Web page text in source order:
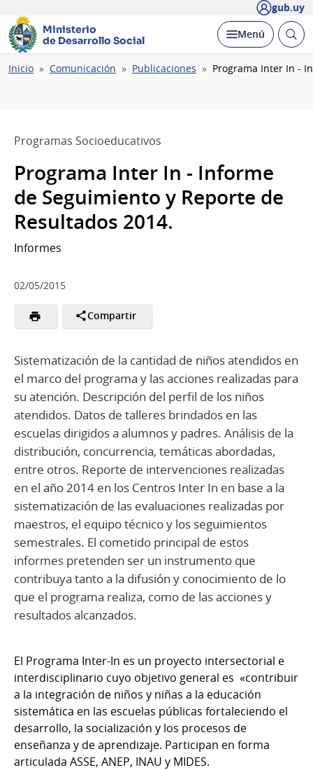
gub.uy
Ministerio
de Desarrollo Social
Desplegar
Menú Abrir
Ruta
Inicio Comunicación Publicaciones Programa Inter In -
Programas Socioeducativos
Programa Inter In - Informe
de Seguimiento y Reporte de
Resultados 2014.
Informes
02/05/2015
Compartir
Sistematización de la cantidad de niños atendidos en
el marco del programa y las acciones realizadas para
su atención. Descripción del perfil de los niños
atendidos. Datos de talleres brindados en las
escuelas dirigidos a alumnos y padres. Análisis de la
distribución, concurrencia, temáticas abordadas,
entre otros. Reporte de intervenciones realizadas
en el año 2014 en los Centros Inter In en base a la
sistematización de las evaluaciones realizadas por
maestros, el equipo técnico y los seguimientos
semestrales. El cometido principal de estos
informes pretenden ser un instrumento que
contribuya tanto a la difusión y conocimiento de lo
que el programa realiza, como de las acciones y
resultados alcanzados.
El Programa Inter-In es un proyecto intersectorial e
interdisciplinario cuyo objetivo general es «contribuir
a la integración de niños y niñas a la educación
sistemática en las escuelas públicas fortaleciendo el
desarrollo, la socialización y los procesos de
enseñanza y de aprendizaje. Participan en forma
articulada ASSE, ANEP, INAU y MIDES.